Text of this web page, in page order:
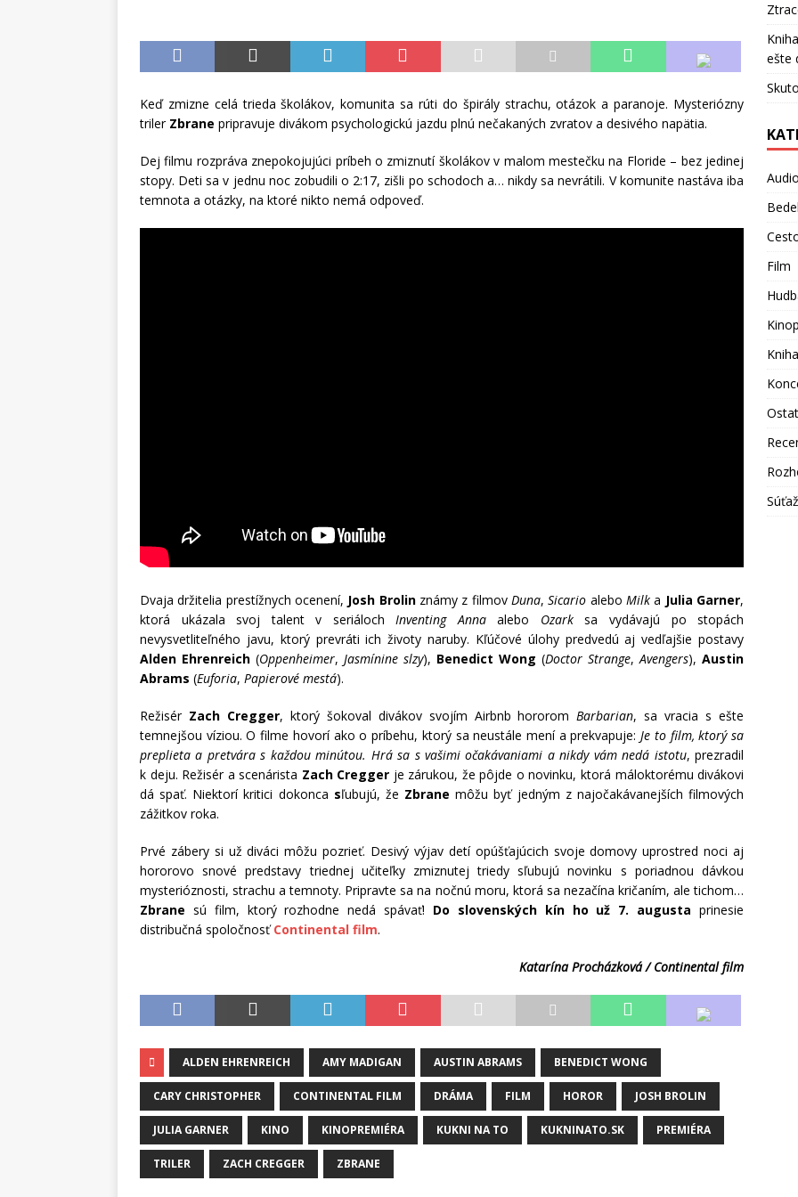
Keď zmizne celá trieda školákov, komunita sa rúti do špirály strachu, otázok a paranoje. Mysteriózny
triler Zbrane pripravuje divákom psychologickú jazdu plnú nečakaných zvratov a desivého napätia.
Dej filmu rozpráva znepokojujúci príbeh o zmiznutí školákov v malom mestečku na Floride – bez jedinej
stopy. Deti sa v jednu noc zobudili o 2:17, zišli po schodoch a… nikdy sa nevrátili. V komunite nastáva iba
temnota a otázky, na ktoré nikto nemá odpoveď.
Dvaja držitelia prestížnych ocenení, Josh Brolinznámy z filmovDuna,Sicario aleboMilk a Julia Garner,
ktorá ukázala svoj talent v seriálochInventing Annaalebo Ozarksa vydávajú po stopách
nevysvetliteľného javu, ktorý prevráti ich životy naruby. Kľúčové úlohy predvedú aj vedľajšie postavy
Alden Ehrenreich(Oppenheimer,Jasmínine slzy), Benedict Wong(Doctor Strange,Avengers),Austin
Abrams (Euforia, Papierové mestá).
Režisér Zach Cregger, ktorý šokoval divákov svojím Airbnb hororomBarbarian, sa vracia s ešte
temnejšou víziou. O filme hovorí ako o príbehu, ktorý sa neustále mení a prekvapuje:Je to film, ktorý sa
preplieta a pretvára s každou minútou. Hrá sa s vašimi očakávaniami a nikdy vám nedá istotu, prezradil
k deju. Režisér a scenárista Zach Cregger je zárukou, že pôjde o novinku, ktorá máloktorému divákovi
dá spať. Niektorí kritici dokonca sľubujú, že Zbrane môžu byť jedným z najočakávanejších filmových
zážitkov roka.
Prvé zábery si už diváci môžu pozrieť. Desivý výjav detí opúšťajúcich svoje domovy uprostred noci aj
hororovo snové predstavy triednej učiteľky zmiznutej triedy sľubujú novinku s poriadnou dávkou
mysterióznosti, strachu a temnoty. Pripravte sa na nočnú moru, ktorá sa nezačína kričaním, ale tichom…
Zbrane sú film, ktorý rozhodne nedá spávať! Do slovenských kín ho už 7. augustaprinesie
distribučná spoločnosťContinental film.
Katarína Procházková / Continental film
ALDEN EHRENREICH AMY MADIGAN AUSTIN ABRAMS BENEDICT WONG
CARY CHRISTOPHER CONTINENTAL FILM DRÁMA FILM HOROR JOSH BROLIN
JULIA GARNER KINO KINOPREMIÉRA KUKNI NA TO KUKNINATO.SK PREMIÉRA
TRILER ZACH CREGGER ZBRANE
ešte
Film
Kniha
Súťaž